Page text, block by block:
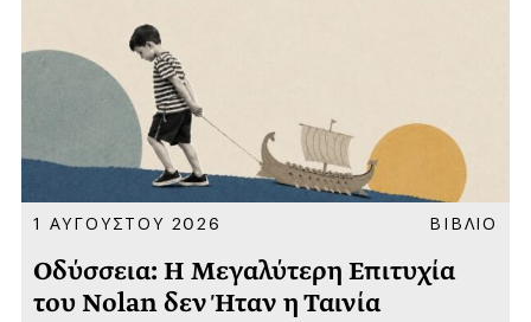
1 ΑΥΓΟΥΣΤΟΥ 2026 ΒΙΒΛΙΟ
Οδύσσεια: Η Μεγαλύτερη Επιτυχία
του Nolan δεν Ήταν η Ταινία